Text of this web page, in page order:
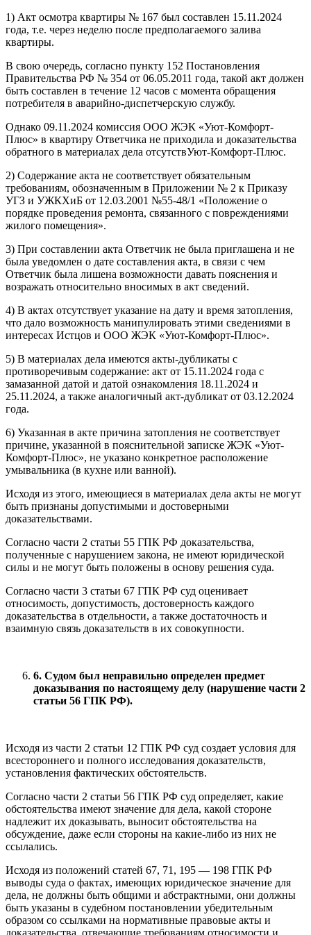
1) Акт осмотра квартиры № 167 был составлен 15.11.2024
года, т.е. через неделю после предполагаемого залива
квартиры.
В свою очередь, согласно пункту 152 Постановления
Правительства РФ № 354 от 06.05.2011 года, такой акт должен
быть составлен в течение 12 часов с момента обращения
потребителя в аварийно-диспетчерскую службу.
Однако 09.11.2024 комиссия ООО ЖЭК «Уют-Комфорт-
Плюс» в квартиру Ответчика не приходила и доказательства
обратного в материалах дела отсутствУют-Комфорт-Плюс.
2) Содержание акта не соответствует обязательным
требованиям, обозначенным в Приложении № 2 к Приказу
УГЗ и УЖКХиБ от 12.03.2001 №55-48/1 «Положение о
порядке проведения ремонта, связанного с повреждениями
жилого помещения».
3) При составлении акта Ответчик не была приглашена и не
была уведомлен о дате составления акта, в связи с чем
Ответчик была лишена возможности давать пояснения и
возражать относительно вносимых в акт сведений.
4) В актах отсутствует указание на дату и время затопления,
что дало возможность манипулировать этими сведениями в
интересах Истцов и ООО ЖЭК «Уют-Комфорт-Плюс».
5) В материалах дела имеются акты-дубликаты с
противоречивым содержание: акт от 15.11.2024 года с
замазанной датой и датой ознакомления 18.11.2024 и
25.11.2024, а также аналогичный акт-дубликат от 03.12.2024
года.
6) Указанная в акте причина затопления не соответствует
причине, указанной в пояснительной записке ЖЭК «Уют-
Комфорт-Плюс», не указано конкретное расположение
умывальника (в кухне или ванной).
Исходя из этого, имеющиеся в материалах дела акты не могут
быть признаны допустимыми и достоверными
доказательствами.
Согласно части 2 статьи 55 ГПК РФ доказательства,
полученные с нарушением закона, не имеют юридической
силы и не могут быть положены в основу решения суда.
Согласно части 3 статьи 67 ГПК РФ суд оценивает
относимость, допустимость, достоверность каждого
доказательства в отдельности, а также достаточность и
взаимную связь доказательств в их совокупности.
6. Судом был неправильно определен предмет
доказывания по настоящему делу (нарушение части 2
статьи 56 ГПК РФ).
Исходя из части 2 статьи 12 ГПК РФ суд создает условия для
всестороннего и полного исследования доказательств,
установления фактических обстоятельств.
Согласно части 2 статьи 56 ГПК РФ суд определяет, какие
обстоятельства имеют значение для дела, какой стороне
надлежит их доказывать, выносит обстоятельства на
обсуждение, даже если стороны на какие-либо из них не
ссылались.
Исходя из положений статей 67, 71, 195 — 198 ГПК РФ
выводы суда о фактах, имеющих юридическое значение для
дела, не должны быть общими и абстрактными, они должны
быть указаны в судебном постановлении убедительным
образом со ссылками на нормативные правовые акты и
доказательства, отвечающие требованиям относимости и